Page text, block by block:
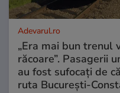
Adevarul.ro
„Era mai bun trenul
răcoare”. Pasagerii
au fost sufocați de
ruta București-